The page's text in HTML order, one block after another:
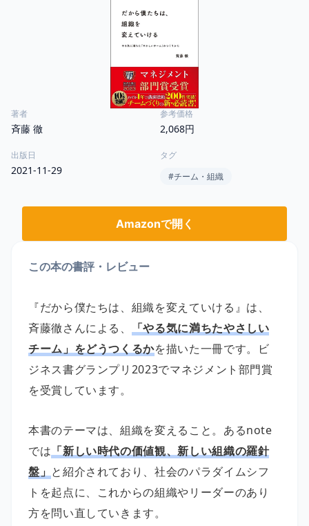
著者
斉藤 徹
参考価格
2,068円
出版日
2021-11-29
タグ
#チーム・組織
Amazonで開く
この本の書評・レビュー
『だから僕たちは、組織を変えていける』は、
斉藤徹さんによる、 「やる気に満ちたやさしい
チーム」をどうつくるかを描いた一冊です。ビ
ジネス書グランプリ2023でマネジメント部門賞
を受賞しています。
本書のテーマは、組織を変えること。あるnote
では「新しい時代の価値観、新しい組織の羅針
盤」と紹介されており、社会のパラダイムシフ
トを起点に、これからの組織やリーダーのあり
方を問い直していきます。